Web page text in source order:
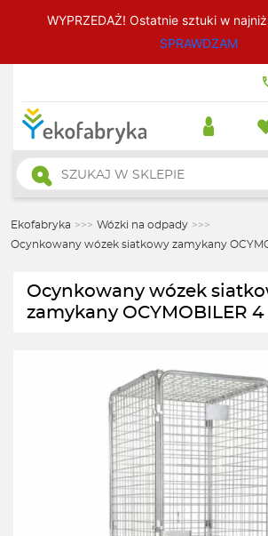
WYPRZEDAŻ! Ostatnie sztuki w
SPRAWDZAM
Wyszukiwarka
produktów
Ekofabryka >>> Wózki na odpady >>>
Ocynkowany wózek siatkowy zamykany
Ocynkowany wózek
zamykany OCYMOBILER 4